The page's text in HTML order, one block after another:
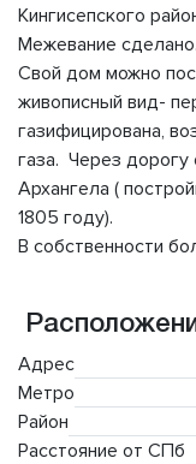
Кингисепского
Межевание
Свой дом можно
живописный вид-
газифицирована,
газа. Через дорогу
Архангела (
1805 году).
В собственности
Адрес
Метро
Район
Расстояние от СПб